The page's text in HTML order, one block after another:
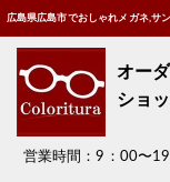
広島県広島市でおしゃれメガネ,サ
オー
ショ
営業時間：9：00〜